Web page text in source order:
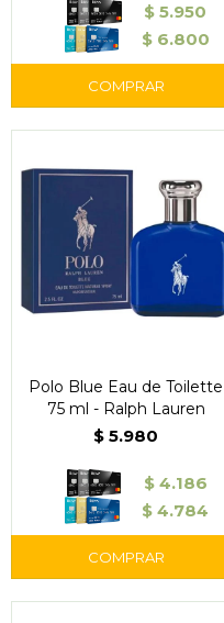
$ 5.950
$ 6.800
Polo Blue Eau de Toilette
75 ml - Ralph Lauren
$ 5.980
$ 4.186
$ 4.784